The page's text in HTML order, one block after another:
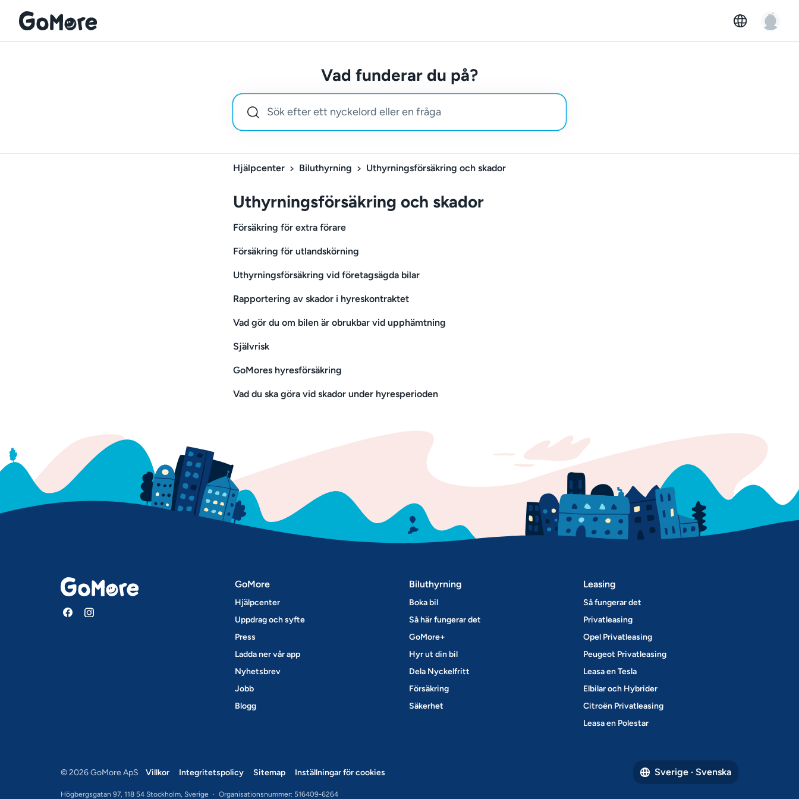
Vad funderar du på?
Hjälpcenter Biluthyrning Uthyrningsförsäkring och skador
Uthyrningsförsäkring och skador
Försäkring för extra förare
Försäkring för utlandskörning
Uthyrningsförsäkring vid företagsägda bilar
Rapportering av skador i hyreskontraktet
Vad gör du om bilen är obrukbar vid upphämtning
Självrisk
GoMores hyresförsäkring
Vad du ska göra vid skador under hyresperioden
GoMore
Hjälpcenter
Uppdrag och syfte
Press
Ladda ner vår app
Nyhetsbrev
Jobb
Blogg
Biluthyrning
Boka bil
Så här fungerar det
GoMore+
Hyr ut din bil
Dela Nyckelfritt
Försäkring
Säkerhet
Leasing
Så fungerar det
Privatleasing
Opel Privatleasing
Peugeot Privatleasing
Leasa en Tesla
Elbilar och Hybrider
Citroën Privatleasing
Leasa en Polestar
© 2026 GoMore ApS Villkor Integritetspolicy Sitemap Inställningar för cookies Sverige · Svenska
Högbergsgatan 97, 118 54 Stockholm, Sverige · Organisationsnummer: 516409-6264